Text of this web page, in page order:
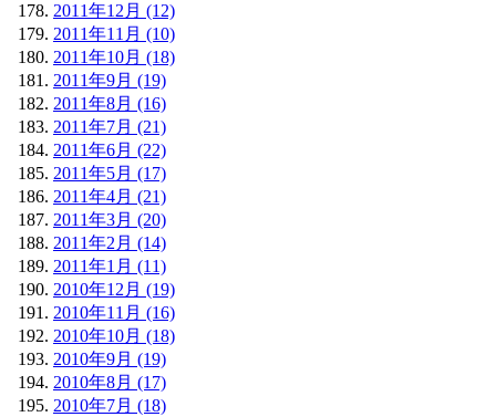
2011年12月 (12)
2011年11月 (10)
2011年10月 (18)
2011年9月 (19)
2011年8月 (16)
2011年7月 (21)
2011年6月 (22)
2011年5月 (17)
2011年4月 (21)
2011年3月 (20)
2011年2月 (14)
2011年1月 (11)
2010年12月 (19)
2010年11月 (16)
2010年10月 (18)
2010年9月 (19)
2010年8月 (17)
2010年7月 (18)